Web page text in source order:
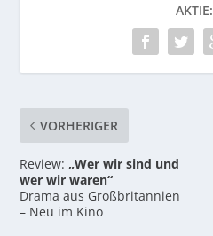
AKTIE:
VORHERIGER
Review: „Wer wir sind und
wer wir waren“
Drama aus Großbritannien
– Neu im Kino